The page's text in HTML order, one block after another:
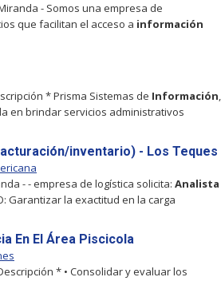
- Somos una empresa de
que facilitan el acceso a información
* Prisma Sistemas de Información,
en brindar servicios administrativos
inventario) - Los Teques
- - empresa de logística solicita: Analista
Garantizar la exactitud en la carga
En El Área Piscicola
* • Consolidar y evaluar los